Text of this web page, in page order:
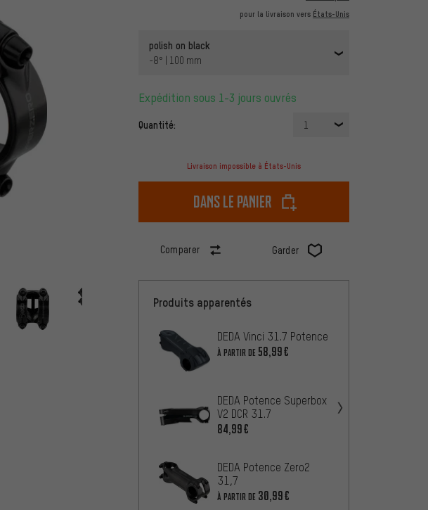
pour la livraison vers États-Unis
polish on black
-8° | 100 mm
Expédition sous 1-3 jours ouvrés
Quantité: 1
Livraison impossible à États-Unis
dans le panier
Comparer Garder
Produits apparentés
DEDA Vinci 31.7 Potence
À PARTIR DE 58,99€
DEDA Potence Superbox
V2 DCR 31.7
84,99€
DEDA Potence Zero2
31,7
À PARTIR DE 30,99€